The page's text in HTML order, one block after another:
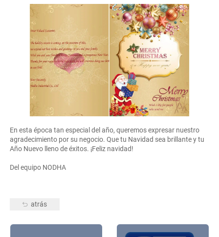
En esta época tan especial del año, queremos expresar nuestro
agradecimiento por su negocio. Que tu Navidad sea brillante y tu
Año Nuevo lleno de éxitos. ¡Feliz navidad!
Del equipo NODHA
atrás